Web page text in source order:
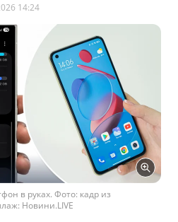
14:24
в руках. Фото: кадр из
Новини.LIVE